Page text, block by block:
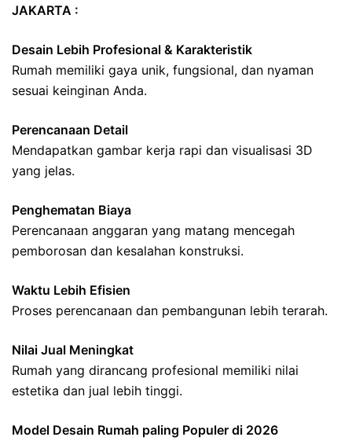
JAKARTA :
Desain Lebih Profesional & Karakteristik
Rumah memiliki gaya unik, fungsional, dan nyaman
sesuai keinginan Anda.
Perencanaan Detail
Mendapatkan gambar kerja rapi dan visualisasi 3D
yang jelas.
Penghematan Biaya
Perencanaan anggaran yang matang mencegah
pemborosan dan kesalahan konstruksi.
Waktu Lebih Efisien
Proses perencanaan dan pembangunan lebih terarah.
Nilai Jual Meningkat
Rumah yang dirancang profesional memiliki nilai
estetika dan jual lebih tinggi.
Model Desain Rumah paling Populer di 2026